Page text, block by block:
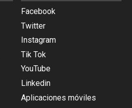
Facebook
Twitter
Instagram
Tik Tok
YouTube
Linkedin
Aplicaciones móviles